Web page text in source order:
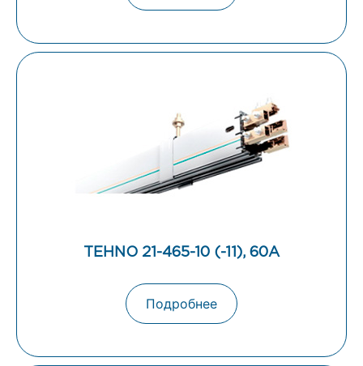
TEHNO 21-465-10 (-11), 60А
Подробнее